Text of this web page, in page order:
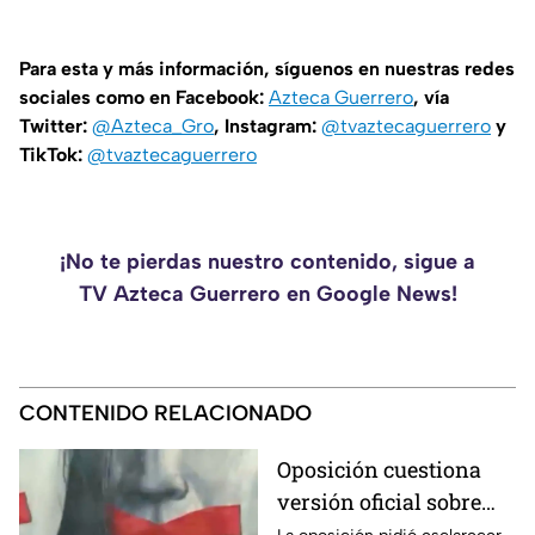
Para esta y más información, síguenos en nuestras redes
sociales como en Facebook: Azteca Guerrero, vía
Twitter: @Azteca_Gro, Instagram: @tvaztecaguerrero y
TikTok: @tvaztecaguerrero
¡No te pierdas nuestro contenido, sigue a
TV Azteca Guerrero en Google News!
CONTENIDO RELACIONADO
Oposición cuestiona
versión oficial sobre